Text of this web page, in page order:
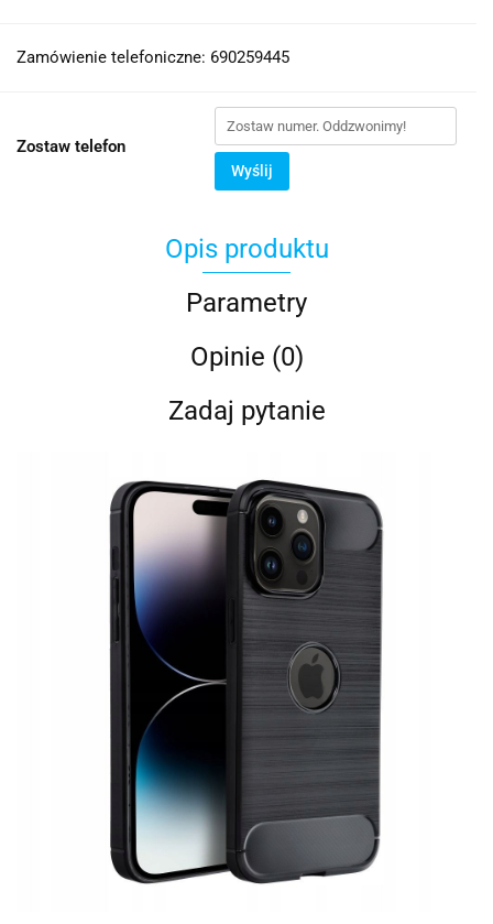
Zamówienie telefoniczne: 690259445
Zostaw telefon
Wyślij
Opis produktu
Parametry
Opinie (0)
Zadaj pytanie